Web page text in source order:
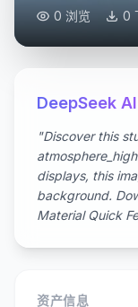
0 浏览 0
DeepSeek
"Discover this
displays, this
background.
Material Quick
资产信息